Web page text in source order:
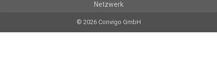
Netzwerk
© 2026 Convigo GmbH